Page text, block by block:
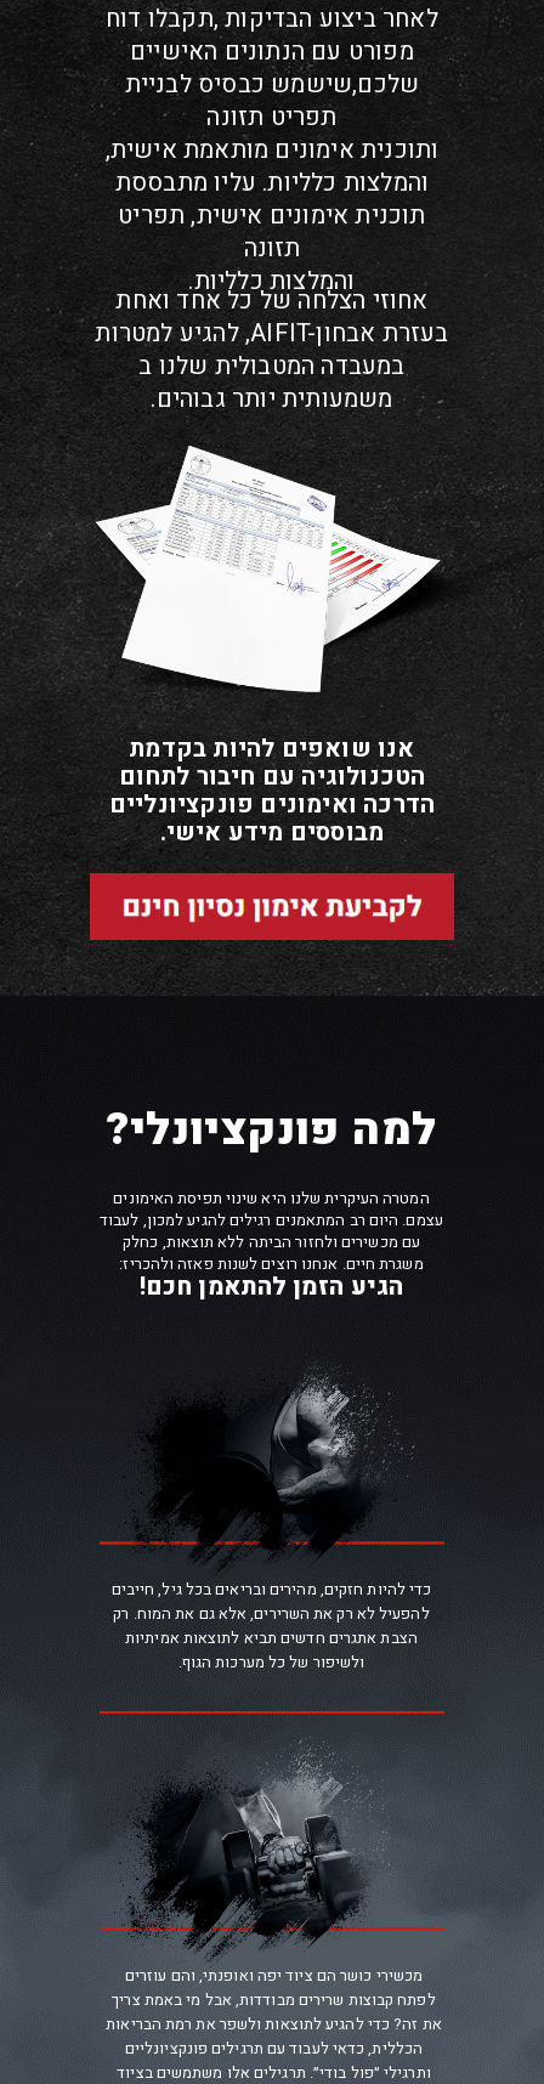
!הגיע הזמן להתאמן חכם
?למה פונקציונלי
מכשירי כושר הם ציוד יפה ואופנתי, והם עוזרים
לפתח קבוצות שרירים מבודדות, אבל מי באמת צריך
את זה? כדי להגיע לתוצאות ולשפר את רמת הבריאות
הכללית, כדאי לעבוד עם תרגילים פונקציונליים
ותרגילי ״פול בודי״. תרגילים אלו משתמשים בציוד
כדי להיות חזקים, מהירים ובריאים בכל גיל, חייבים
להפעיל לא רק את השרירים, אלא גם את המוח. רק
הצבת אתגרים חדשים תביא לתוצאות אמיתיות
.ולשיפור של כל מערכות הגוף
אנו שואפים להיות בקדמת
הטכנולוגיה עם חיבור לתחום
הדרכה ואימונים פונקציונליים
.מבוססים מידע אישי
אחוזי הצלחה של כל אחד ואחת
להגיע למטרות ,AIFIT-בעזרת אבחון
במעבדה המטבולית שלנו ב
.משמעותית יותר גבוהים
לאחר ביצוע הבדיקות ,תקבלו דוח
מפורט עם הנתונים האישיים
שלכם,שישמש כבסיס לבניית
תפריט תזונה
,ותוכנית אימונים מותאמת אישית
והמלצות כלליות. עליו מתבססת
תוכנית אימונים אישית, תפריט
תזונה
.והמלצות כלליות
המטרה העיקרית שלנו היא שינוי תפיסת האימונים
עצמם. היום רב המתאמנים רגילים להגיע למכון, לעבוד
עם מכשירים ולחזור הביתה ללא תוצאות, כחלק
:משגרת חיים. אנחנו רוצים לשנות פאזה ולהכריז